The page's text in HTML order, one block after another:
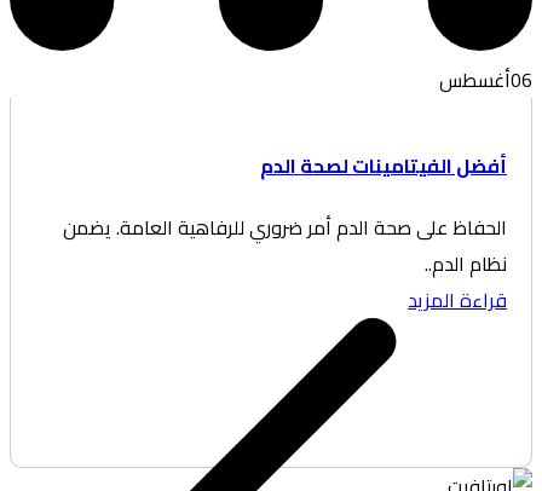
الفيتامينات لصحة الدم
على صحة الدم أمر ضروري للرفاهية العامة. يضمن
الدم..
المزيد